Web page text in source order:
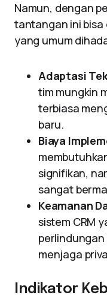
Namun, dengan
tantangan ini
yang umum
Adaptasi
tim mungkin
terbiasa
baru.
Biaya
signifikan,
sangat
Keamanan
sistem CRM
menjaga
Indikator